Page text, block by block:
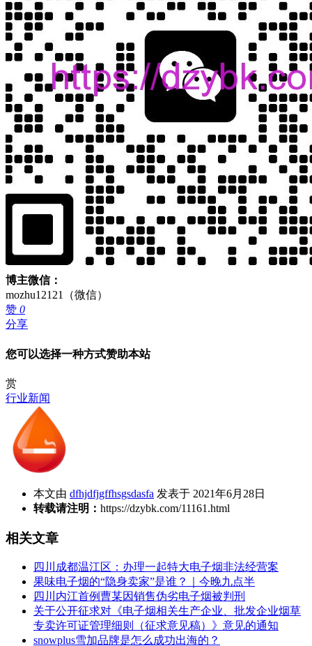
博主微信：
mozhu12121（微信）
赞 0
分享
您可以选择一种方式赞助本站
赏
行业新闻
本文由 dfhjdfjgffhsgsdasfa 发表于 2021年6月28日
转载请注明： https://dzybk.com/11161.html
相关文章
四川成都温江区：办理一起特大电子烟非法经营案
果味电子烟的“隐身卖家”是谁？｜今晚九点半
四川内江首例曹某因销售伪劣电子烟被判刑
关于公开征求对《电子烟相关生产企业、批发企业烟草
专卖许可证管理细则（征求意见稿）》意见的通知
snowplus雪加品牌是怎么成功出海的？